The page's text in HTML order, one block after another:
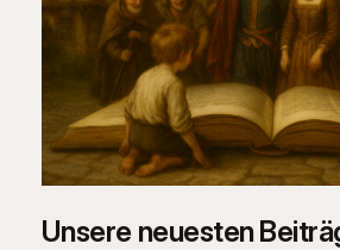
Unsere neuesten